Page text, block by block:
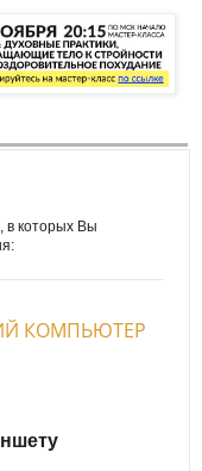
в которых Вы
КОМПЬЮТЕР